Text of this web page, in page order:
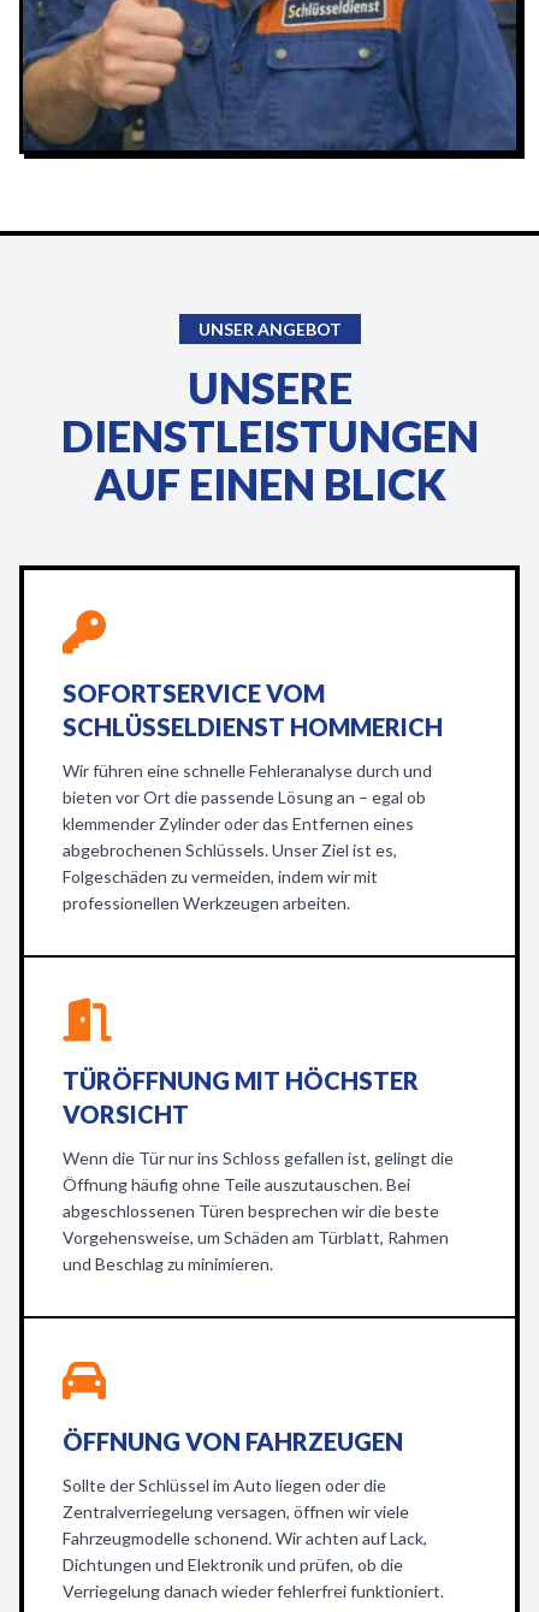
UNSER ANGEBOT
UNSERE
DIENSTLEISTUNGEN
AUF EINEN BLICK
SOFORTSERVICE VOM
SCHLÜSSELDIENST HOMMERICH
Wir führen eine schnelle Fehleranalyse durch und
bieten vor Ort die passende Lösung an – egal ob
klemmender Zylinder oder das Entfernen eines
abgebrochenen Schlüssels. Unser Ziel ist es,
Folgeschäden zu vermeiden, indem wir mit
professionellen Werkzeugen arbeiten.
TÜRÖFFNUNG MIT HÖCHSTER
VORSICHT
Wenn die Tür nur ins Schloss gefallen ist, gelingt die
Öffnung häufig ohne Teile auszutauschen. Bei
abgeschlossenen Türen besprechen wir die beste
Vorgehensweise, um Schäden am Türblatt, Rahmen
und Beschlag zu minimieren.
ÖFFNUNG VON FAHRZEUGEN
Sollte der Schlüssel im Auto liegen oder die
Zentralverriegelung versagen, öffnen wir viele
Fahrzeugmodelle schonend. Wir achten auf Lack,
Dichtungen und Elektronik und prüfen, ob die
Verriegelung danach wieder fehlerfrei funktioniert.